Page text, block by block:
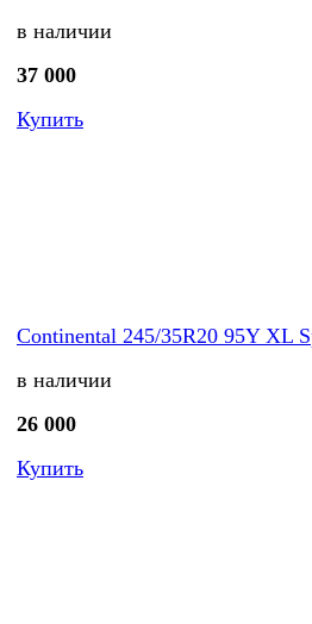
в наличии
37 000
Купить
Continental 245/35R20 95Y XL
в наличии
26 000
Купить